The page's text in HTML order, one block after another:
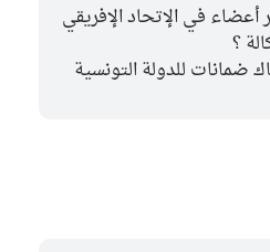
أعضاء في الإتحاد الإفريقي
؟
للدولة التونسية